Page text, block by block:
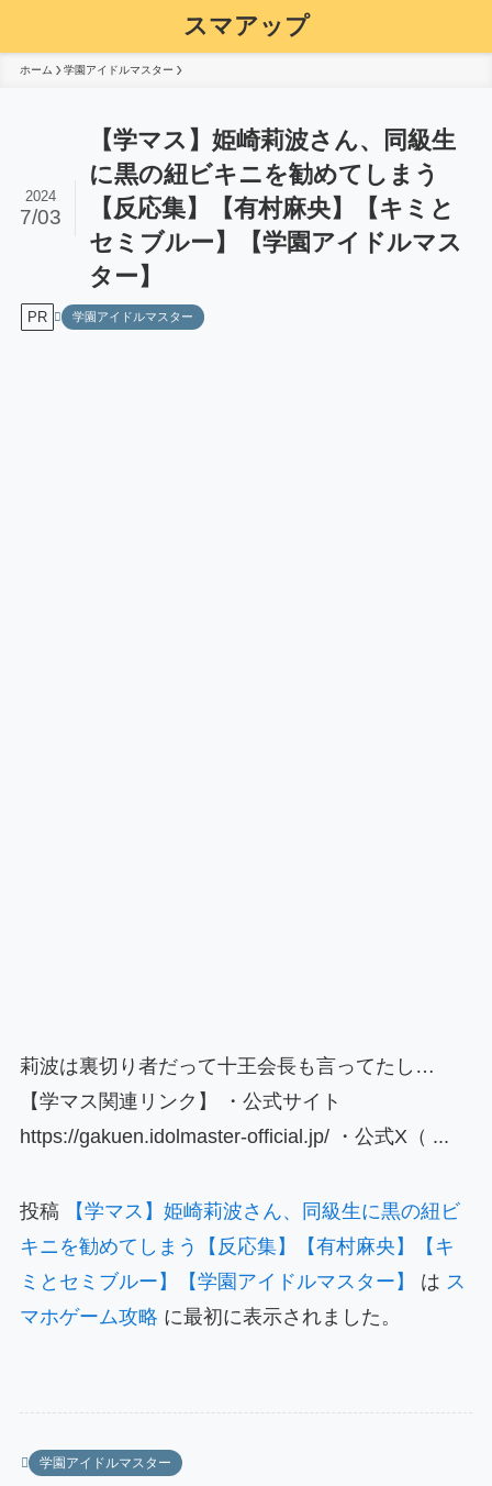
スマアップ
ホーム 学園アイドルマスター
【学マス】姫崎莉波さん、同級生
に黒の紐ビキニを勧めてしまう
【反応集】【有村麻央】【キミと
セミブルー】【学園アイドルマス
ター】
2024
7/03
PR 学園アイドルマスター
莉波は裏切り者だって十王会長も言ってたし…
【学マス関連リンク】 ・公式サイト
https://gakuen.idolmaster-official.jp/ ・公式X（ ...
投稿
【学マス】姫崎莉波さん、同級生に黒の紐ビ
キニを勧めてしまう【反応集】【有村麻央】【キ
ミとセミブルー】【学園アイドルマスター】
は ス
マホゲーム攻略 に最初に表示されました。
学園アイドルマスター